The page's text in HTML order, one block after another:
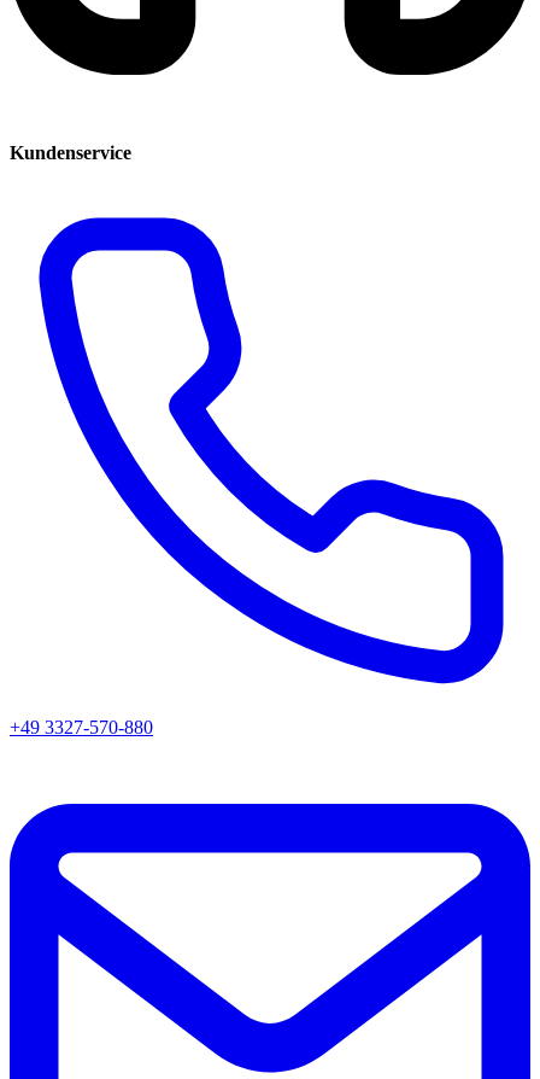
Kundenservice
+49 3327-570-880